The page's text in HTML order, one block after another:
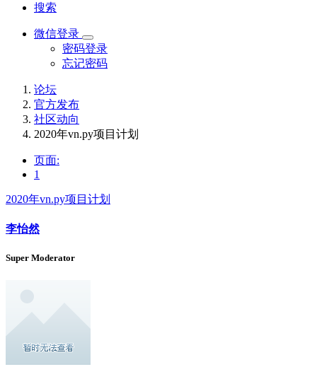
搜索
微信登录
密码登录
忘记密码
论坛
官方发布
社区动向
2020年vn.py项目计划
页面:
1
2020年vn.py项目计划
李怡然
Super Moderator